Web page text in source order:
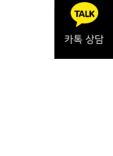
카톡 상담